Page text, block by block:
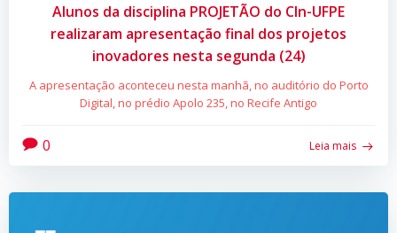
Alunos da disciplina PROJETÃO do CIn-UFPE
realizaram apresentação final dos projetos
inovadores nesta segunda (24)
A apresentação aconteceu nesta manhã, no auditório do Porto
Digital, no prédio Apolo 235, no Recife Antigo
0 Leia mais